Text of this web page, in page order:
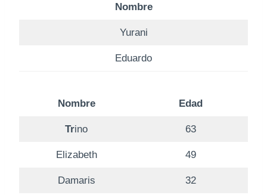
Nombre
Yurani
Eduardo
Nombre Edad
Trino 63
Elizabeth 49
Damaris 32